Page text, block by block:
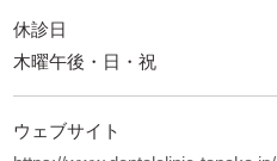
休診日
木曜午後・日・祝
ウェブサイト